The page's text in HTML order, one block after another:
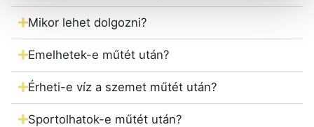
Mikor lehet dolgozni?
Emelhetek-e műtét után?
Érheti-e víz a szemet műtét után?
Sportolhatok-e műtét után?